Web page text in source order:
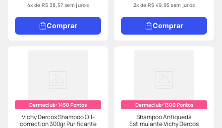
4x deR$ 38,57 sem juros
Comprar
2x de R$ 49,95sem juros
Comprar
Dermaclub:1450 Pontos
Vichy Dercos Shampoo Oil-
correction 300gr Purificante
Dermaclub:1300 Pontos
Shampoo Antiqueda
Estimulante Vichy Dercos